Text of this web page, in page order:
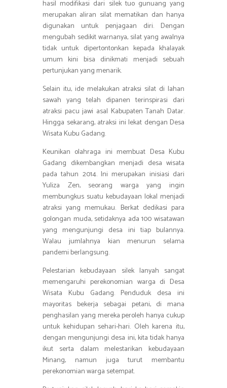
hasil modifikasi dari silek tuo gunuang yang
merupakan aliran silat mematikan dan hanya
digunakan untuk penjagaan diri. Dengan
mengubah sedikit warnanya, silat yang awalnya
tidak untuk dipertontonkan kepada khalayak
umum kini bisa dinikmati menjadi sebuah
pertunjukan yang menarik.
Selain itu, ide melakukan atraksi silat di lahan
sawah yang telah dipanen terinspirasi dari
atraksi pacu jawi asal Kabupaten Tanah Datar.
Hingga sekarang, atraksi ini lekat dengan Desa
Wisata Kubu Gadang.
Keunikan olahraga ini membuat Desa Kubu
Gadang dikembangkan menjadi desa wisata
pada tahun 2014. Ini merupakan inisiasi dari
Yuliza Zen, seorang warga yang ingin
membungkus suatu kebudayaan lokal menjadi
atraksi yang memukau. Berkat dedikasi para
golongan muda, setidaknya ada 100 wisatawan
yang mengunjungi desa ini tiap bulannya.
Walau jumlahnya kian menurun selama
pandemi berlangsung.
Pelestarian kebudayaan silek lanyah sangat
memengaruhi perekonomian warga di Desa
Wisata Kubu Gadang. Penduduk desa ini
mayoritas bekerja sebagai petani, di mana
penghasilan yang mereka peroleh hanya cukup
untuk kehidupan sehari-hari. Oleh karena itu,
dengan mengunjungi desa ini, kita tidak hanya
ikut serta dalam melestarikan kebudayaan
Minang, namun juga turut membantu
perekonomian warga setempat.